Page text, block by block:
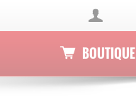
BOUTIQUE